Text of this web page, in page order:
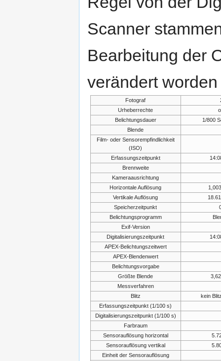
Scanner
Bearbeitung der
verändert
Fotograf
Urheberrechte
Belichtungsdauer
1/800
Blende
Film- oder Sensorempfindlichkeit
(ISO)
Erfassungszeitpunkt
Brennweite
Kameraausrichtung
Horizontale Auflösung
Vertikale Auflösung
Speicherzeitpunkt
Belichtungsprogramm
Exif-Version
Digitalisierungszeitpunkt
APEX-Belichtungszeitwert
APEX-Blendenwert
Belichtungsvorgabe
Größte Blende
Messverfahren
Blitz
kein
Erfassungszeitpunkt (1/100 s)
Digitalisierungszeitpunkt (1/100 s)
Farbraum
Sensorauflösung horizontal
Sensorauflösung vertikal
Einheit der Sensorauflösung